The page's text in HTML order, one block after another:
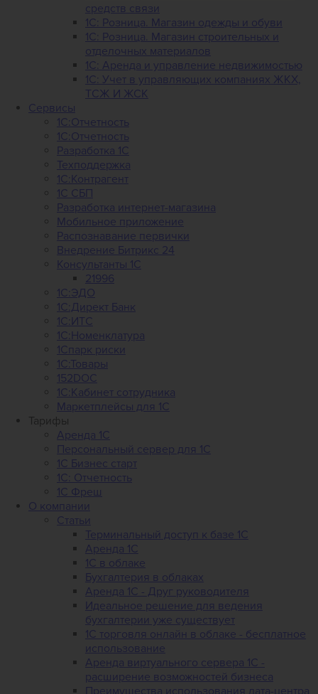
средств связи
1С: Розница. Магазин одежды и обуви
1С: Розница. Магазин строительных и
отделочных материалов
1С: Аренда и управление недвижимостью
1C: Учет в управляющих компаниях ЖКХ,
ТСЖ И ЖСК
Сервисы
1С:Отчетность
1С:Отчетность
Разработка 1С
Техподдержка
1С:Контрагент
1С СБП
Разработка интернет-магазина
Мобильное приложение
Распознавание первички
Внедрение Битрикс 24
Консультанты 1С
21996
1С:ЭДО
1С:Директ Банк
1С:ИТС
1С:Номенклатура
1Спарк риски
1С:Товары
152DOC
1С:Кабинет сотрудника
Маркетплейсы для 1С
Тарифы
Аренда 1С
Персональный сервер для 1С
1С Бизнес старт
1С: Отчетность
1C Фреш
О компании
Статьи
Терминальный доступ к базе 1С
Аренда 1С
1С в облаке
Бухгалтерия в облаках
Аренда 1С - Друг руководителя
Идеальное решение для ведения
бухгалтерии уже существует
1С торговля онлайн в облаке - бесплатное
использование
Аренда виртуального сервера 1С -
расширение возможностей бизнеса
Преимущества использования дата-центра